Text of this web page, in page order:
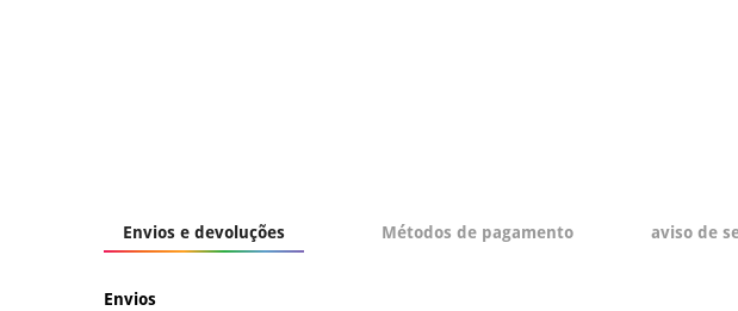
Envios e devoluções Métodos de pagamento aviso de
Envios